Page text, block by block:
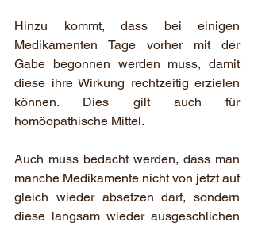
Hinzu kommt, dass bei einigen
Medikamenten Tage vorher mit der
Gabe begonnen werden muss, damit
diese ihre Wirkung rechtzeitig erzielen
können. Dies gilt auch für
homöopathische Mittel.
Auch muss bedacht werden, dass man
manche Medikamente nicht von jetzt auf
gleich wieder absetzen darf, sondern
diese langsam wieder ausgeschlichen